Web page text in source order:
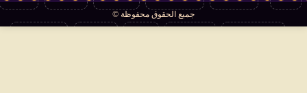
جميع الحقوق محفوظة ©